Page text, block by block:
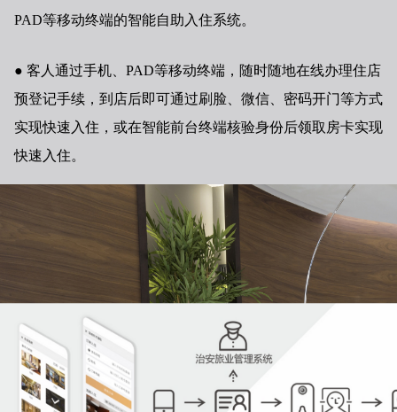
PAD等移动终端的智能自助入住系统。
客人通过手机、PAD等移动终端，随时随地在线办理住店
预登记手续，到店后即可通过刷脸、微信、密码开门等方式
实现快速入住，或在智能前台终端核验身份后领取房卡实现
快速 入住。